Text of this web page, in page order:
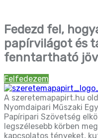
Fedezd fel,
papírvilágot és
fenntartható
Felfedezem
A szeretemapapirt.hu
Nyomdaipari Műszaki
Papíripari Szövetség
legszélesebb körben
kapcsolatos tényeket,